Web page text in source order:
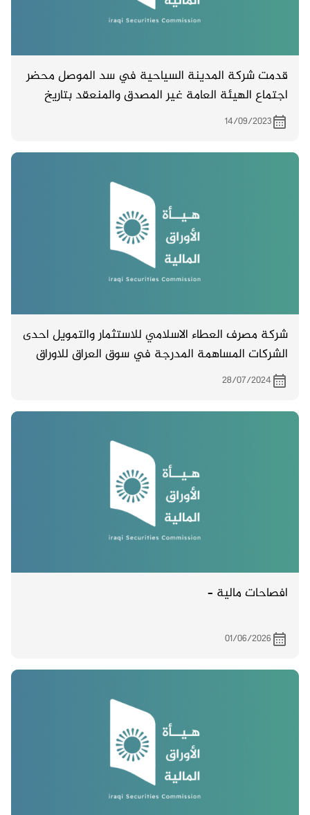
قدمت شركة المدينة السياحية في سد الموصل محضر
اجتماع الهيئة العامة غير المصدق والمنعقد بتاريخ
المؤجل 2/9/ 2023
14/09/2023
شركة مصرف العطاء الاسلامي للاستثمار والتمويل احدى
الشركات المساهمة المدرجة في سوق العراق للاوراق
المالية تدعو مساهميها لحضور اجتماع الهيئة العامة
صباحاً في الفرع الرئيسي بغداد – عرصات الهندية –
28/07/2024
افصاحات مالية –
01/06/2026